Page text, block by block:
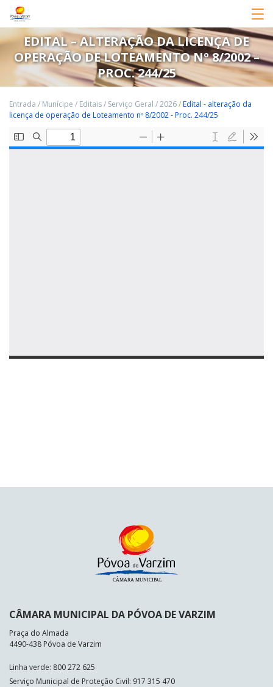
EDITAL – ALTERAÇÃO DA LICENÇA DE
OPERAÇÃO DE LOTEAMENTO Nº 8/2002 –
PROC. 244/25
Entrada / Munícipe / Editais/ Serviço Geral /2026/Edital - alteração da
licença de operação de Loteamento nº 8/2002 - Proc. 244/25
CÂMARA MUNICIPAL DA PÓVOA DE VARZIM
Praça do Almada
4490-438 Póvoa de Varzim
Linha verde: 800 272 625
Serviço Municipal de Proteção Civil: 917 315 470